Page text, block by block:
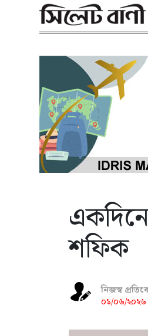
শফিক
নিজস্ব
০১/০৬/